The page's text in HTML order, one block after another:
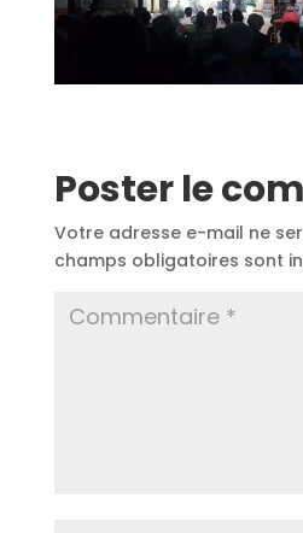
Poster le
Votre adresse e-mail ne
champs obligatoires sont